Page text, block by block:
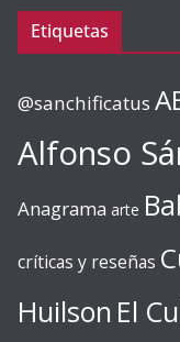
Etiquetas
@sanchificatus
Alfonso
Anagrama arte
críticas y reseñas
Huilson El